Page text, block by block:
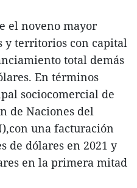
el noveno mayor
y territorios con capital
total demás
En términos
sociocomercial de
de Naciones del
una facturación
de dólares en 2021 y
en la primera mitad